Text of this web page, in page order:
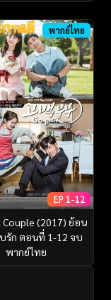
พากย์ไทย
EP 1-12
Couple (2017) ย้อน
รัก ตอนที่ 1-12 จบ
พากย์ไทย